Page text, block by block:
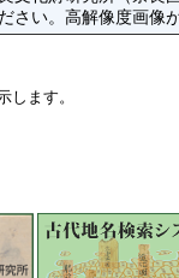
さい。高解像度画像
します。